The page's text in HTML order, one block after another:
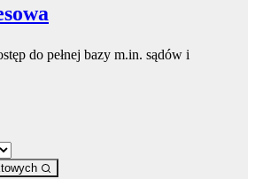
do pełnej bazy m.in. sądów i